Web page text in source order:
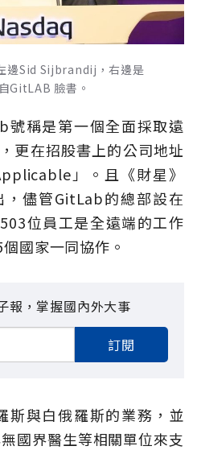
邊Sid Sijbrandij，右邊是
臉書。
號稱是第一個全面採取遠
更在招股書上的公司地址
」。且《財星》
，儘管GitLab的總部設在
位員工是全遠端的工作
國家一同協作。
報，掌握國內外大事
訂閱
斯與白俄羅斯的業務，並
國界醫生等相關單位來支